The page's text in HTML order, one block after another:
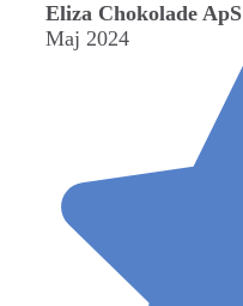
Eliza Chokolade ApS
Maj 2024